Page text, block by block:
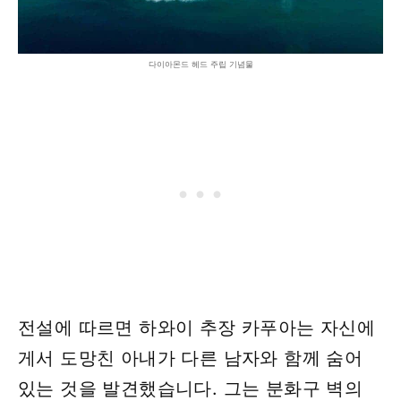
다이아몬드 헤드 주립 기념물
전설에 따르면 하와이 추장 카푸아는 자신에
게서 도망친 아내가 다른 남자와 함께 숨어
있는 것을 발견했습니다. 그는 분화구 벽의